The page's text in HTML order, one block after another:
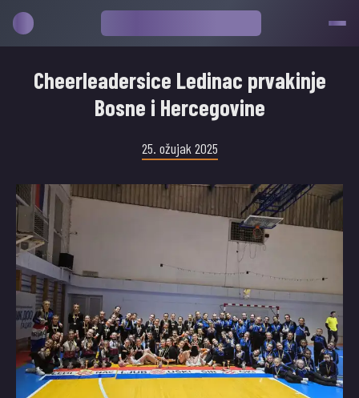
Cheerleadersice Ledinac prvakinje
Bosne i Hercegovine
25. ožujak 2025